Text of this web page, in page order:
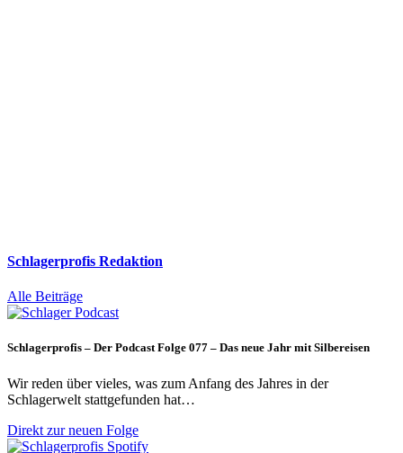
Schlagerprofis Redaktion
Alle Beiträge
Schlagerprofis – Der Podcast Folge 077 – Das neue Jahr mit Silbereisen
Wir reden über vieles, was zum Anfang des Jahres in der
Schlagerwelt stattgefunden hat…
Direkt zur neuen Folge